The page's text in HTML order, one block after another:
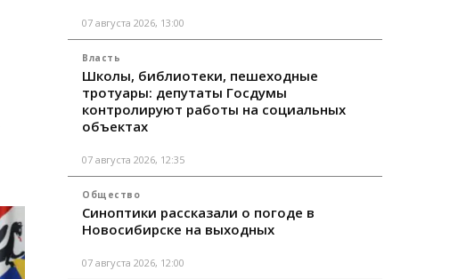
07 августа 2026, 13:00
Власть
Школы, библиотеки, пешеходные
тротуары: депутаты Госдумы
контролируют работы на социальных
объектах
07 августа 2026, 12:35
Общество
Синоптики рассказали о погоде в
Новосибирске на выходных
07 августа 2026, 12:00